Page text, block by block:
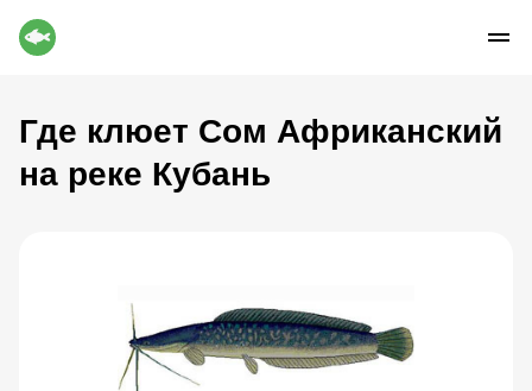
Где клюет Сом Африканский
на реке Кубань